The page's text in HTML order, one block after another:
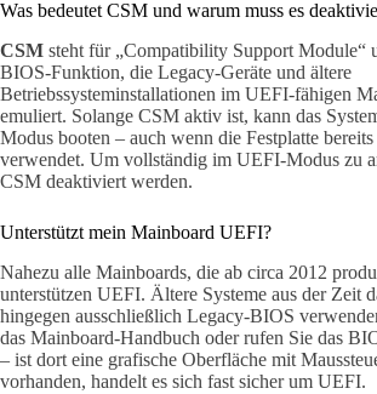
Was bedeutet CSM und warum muss es
CSM steht für „Compatibility Support Module“
BIOS-Funktion, die Legacy-Geräte und ältere
Betriebssysteminstallationen im UEFI-fähigen
emuliert. Solange CSM aktiv ist, kann das
Modus booten – auch wenn die Festplatte
verwendet. Um vollständig im UEFI-Modus zu
CSM deaktiviert werden.
Unterstützt mein Mainboard UEFI?
Nahezu alle Mainboards, die ab circa 2012
unterstützen UEFI. Ältere Systeme aus der Zeit
hingegen ausschließlich Legacy-BIOS
das Mainboard-Handbuch oder rufen Sie das
– ist dort eine grafische Oberfläche mit
vorhanden, handelt es sich fast sicher um UEFI.